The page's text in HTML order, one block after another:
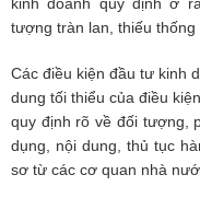
tượng tràn lan, thiếu
Các điều kiện đầu tư kinh
dung tối thiểu của điều
quy định rõ về đối tượng,
dụng, nội dung, thủ tục
sơ từ các cơ quan nhà